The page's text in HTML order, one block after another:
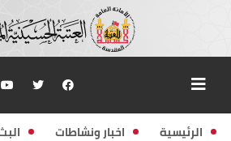
الرئيسية اخبار ونشاطات